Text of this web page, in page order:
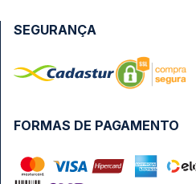
FORMAS DE PAGAMENTO
SEGURANÇA